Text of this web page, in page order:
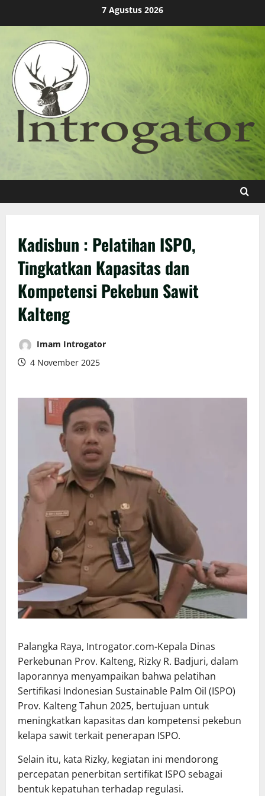
7 Agustus 2026
Kadisbun : Pelatihan ISPO,
Tingkatkan Kapasitas dan
Kompetensi Pekebun Sawit
Kalteng
Imam Introgator
4 November 2025
Palangka Raya, Introgator.com-Kepala Dinas
Perkebunan Prov. Kalteng, Rizky R. Badjuri, dalam
laporannya menyampaikan bahwa pelatihan
Sertifikasi Indonesian Sustainable Palm Oil (ISPO)
Prov. Kalteng Tahun 2025, bertujuan untuk
meningkatkan kapasitas dan kompetensi pekebun
kelapa sawit terkait penerapan ISPO.
Selain itu, kata Rizky, kegiatan ini mendorong
percepatan penerbitan sertifikat ISPO sebagai
bentuk kepatuhan terhadap regulasi.